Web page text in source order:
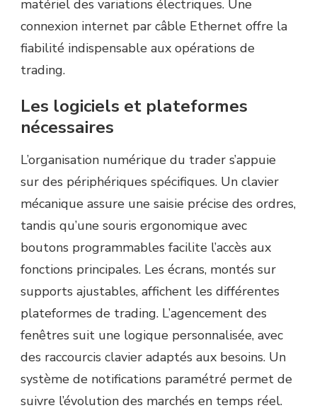
matériel des variations électriques. Une
connexion internet par câble Ethernet offre la
fiabilité indispensable aux opérations de
trading.
Les logiciels et plateformes
nécessaires
L’organisation numérique du trader s’appuie
sur des périphériques spécifiques. Un clavier
mécanique assure une saisie précise des ordres,
tandis qu’une souris ergonomique avec
boutons programmables facilite l’accès aux
fonctions principales. Les écrans, montés sur
supports ajustables, affichent les différentes
plateformes de trading. L’agencement des
fenêtres suit une logique personnalisée, avec
des raccourcis clavier adaptés aux besoins. Un
système de notifications paramétré permet de
suivre l’évolution des marchés en temps réel.